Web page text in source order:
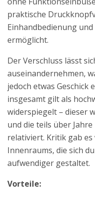
praktische
Einhandbedienung
ermöglicht.
Der Verschluss lässt
auseinandernehmen,
jedoch etwas
insgesamt gilt als
widerspiegelt – dieser
und die teils über
relativiert. Kritik gab
Innenraums, die sich
aufwendiger gestaltet.
Vorteile: